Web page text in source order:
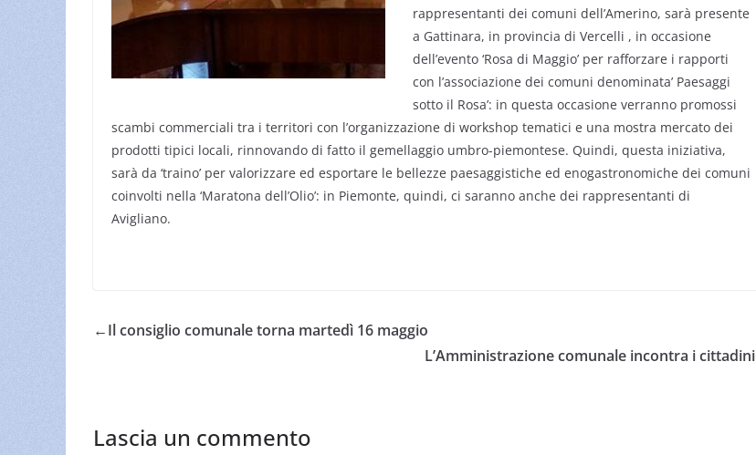
rappresentanti dei comuni dell’Amerino, sarà presente
a Gattinara, in provincia di Vercelli , in occasione
dell’evento ‘Rosa di Maggio’ per rafforzare i rapporti
con l’associazione dei comuni denominata’ Paesaggi
sotto il Rosa’: in questa occasione verranno promossi
scambi commerciali tra i territori con l’organizzazione di workshop tematici e una mostra mercato dei
prodotti tipici locali, rinnovando di fatto il gemellaggio umbro-piemontese. Quindi, questa iniziativa,
sarà da ‘traino’ per valorizzare ed esportare le bellezze paesaggistiche ed enogastronomiche dei comuni
coinvolti nella ‘Maratona dell’Olio’: in Piemonte, quindi, ci saranno anche dei rappresentanti di
Avigliano.
←Il consiglio comunale torna martedì 16 maggio
L’Amministrazione comunale incontra i cittadini
Lascia un commento